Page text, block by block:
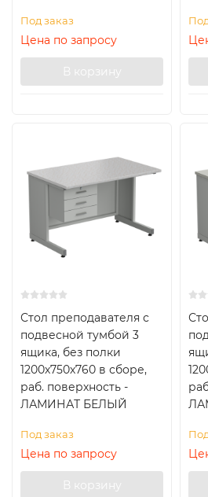
Под заказ
Цена по запросу
В корзину
Стол преподавателя с
подвесной тумбой 3
ящика, без полки
1200х750х760 в сборе,
раб. поверхность -
ЛАМИНАТ БЕЛЫЙ
Под заказ
Цена по запросу
В корзину